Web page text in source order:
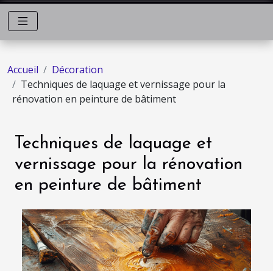
Accueil
Décoration
Techniques de laquage et vernissage pour la
rénovation en peinture de bâtiment
Techniques de laquage et
vernissage pour la rénovation
en peinture de bâtiment